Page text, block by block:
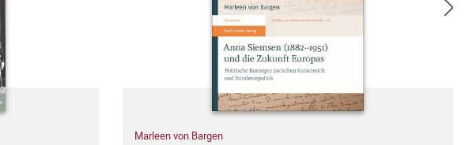
Marleen von Bargen